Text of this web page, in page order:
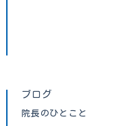
ブログ
院長のひとこと